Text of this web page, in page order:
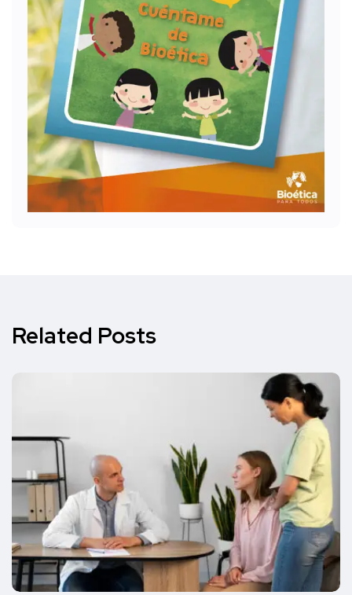
Related Posts